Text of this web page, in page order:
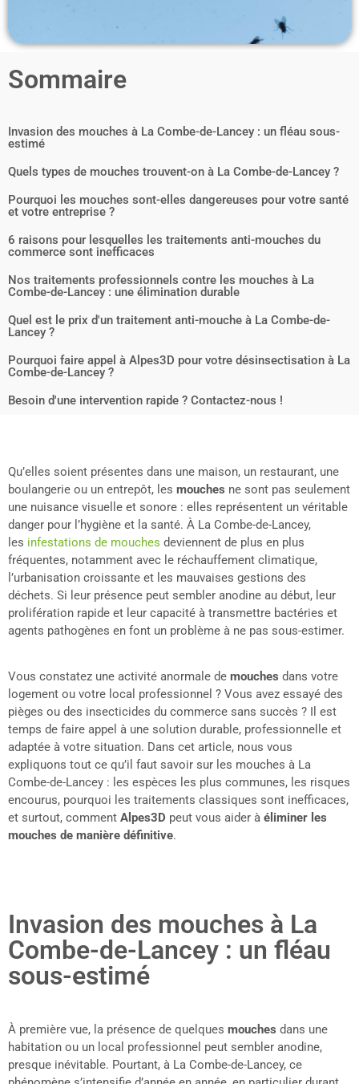
Sommaire
Invasion des mouches à La Combe-de-Lancey : un fléau sous-
estimé
Quels types de mouches trouvent-on à La Combe-de-Lancey ?
Pourquoi les mouches sont-elles dangereuses pour votre santé
et votre entreprise ?
6 raisons pour lesquelles les traitements anti-mouches du
commerce sont inefficaces
Nos traitements professionnels contre les mouches à La
Combe-de-Lancey : une élimination durable
Quel est le prix d'un traitement anti-mouche à La Combe-de-
Lancey ?
Pourquoi faire appel à Alpes3D pour votre désinsectisation à La
Combe-de-Lancey ?
Besoin d'une intervention rapide ? Contactez-nous !
Qu’elles soient présentes dans une maison, un restaurant, une
boulangerie ou un entrepôt, les mouches ne sont pas seulement
une nuisance visuelle et sonore : elles représentent un véritable
danger pour l’hygiène et la santé. À La Combe-de-Lancey,
les infestations de mouches deviennent de plus en plus
fréquentes, notamment avec le réchauffement climatique,
l’urbanisation croissante et les mauvaises gestions des
déchets. Si leur présence peut sembler anodine au début, leur
prolifération rapide et leur capacité à transmettre bactéries et
agents pathogènes en font un problème à ne pas sous-estimer.
Vous constatez une activité anormale de mouches dans votre
logement ou votre local professionnel ? Vous avez essayé des
pièges ou des insecticides du commerce sans succès ? Il est
temps de faire appel à une solution durable, professionnelle et
adaptée à votre situation. Dans cet article, nous vous
expliquons tout ce qu’il faut savoir sur les mouches à La
Combe-de-Lancey : les espèces les plus communes, les risques
encourus, pourquoi les traitements classiques sont inefficaces,
et surtout, comment Alpes3D peut vous aider à éliminer les
mouches de manière définitive.
Invasion des mouches à La
Combe-de-Lancey : un fléau
sous-estimé
À première vue, la présence de quelques mouches dans une
habitation ou un local professionnel peut sembler anodine,
presque inévitable. Pourtant, à La Combe-de-Lancey, ce